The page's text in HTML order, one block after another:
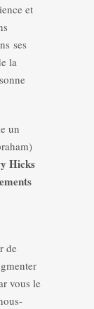
et
ses
la
un
Hicks
de
vous le